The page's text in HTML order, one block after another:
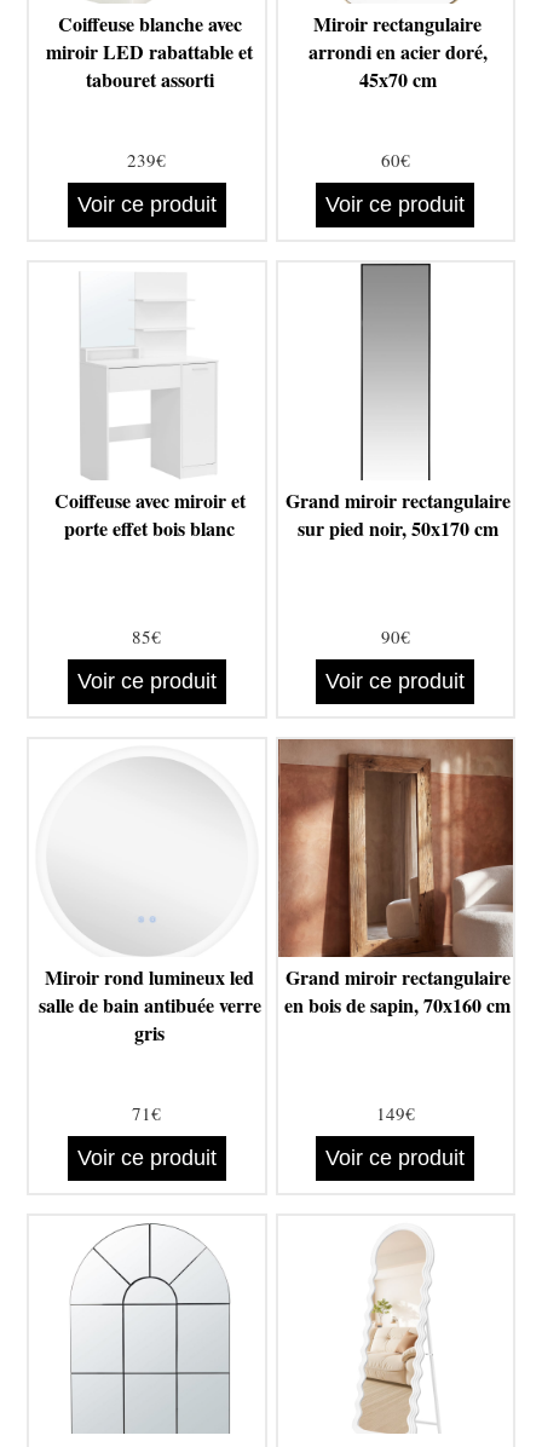
Coiffeuse blanche avec
miroir LED rabattable et
tabouret assorti
239€
Voir ce produit
Miroir rectangulaire
arrondi en acier doré,
45x70 cm
60€
Voir ce produit
Coiffeuse avec miroir et
porte effet bois blanc
85€
Voir ce produit
Grand miroir rectangulaire
sur pied noir, 50x170 cm
90€
Voir ce produit
Miroir rond lumineux led
salle de bain antibuée verre
gris
71€
Voir ce produit
Grand miroir rectangulaire
en bois de sapin, 70x160 cm
149€
Voir ce produit